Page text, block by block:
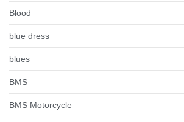
Blood
blue dress
blues
BMS
BMS Motorcycle